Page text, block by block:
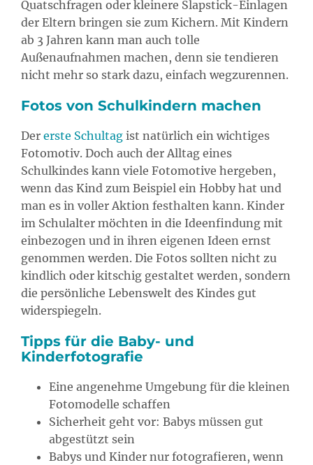
Quatschfragen oder kleinere Slapstick-Einlagen
der Eltern bringen sie zum Kichern. Mit Kindern
ab 3 Jahren kann man auch tolle
Außenaufnahmen machen, denn sie tendieren
nicht mehr so stark dazu, einfach wegzurennen.
Fotos von Schulkindern machen
Der erste Schultag ist natürlich ein wichtiges
Fotomotiv. Doch auch der Alltag eines
Schulkindes kann viele Fotomotive hergeben,
wenn das Kind zum Beispiel ein Hobby hat und
man es in voller Aktion festhalten kann. Kinder
im Schulalter möchten in die Ideenfindung mit
einbezogen und in ihren eigenen Ideen ernst
genommen werden. Die Fotos sollten nicht zu
kindlich oder kitschig gestaltet werden, sondern
die persönliche Lebenswelt des Kindes gut
widerspiegeln.
Tipps für die Baby- und
Kinderfotografie
Eine angenehme Umgebung für die kleinen
Fotomodelle schaffen
Sicherheit geht vor: Babys müssen gut
abgestützt sein
Babys und Kinder nur fotografieren, wenn